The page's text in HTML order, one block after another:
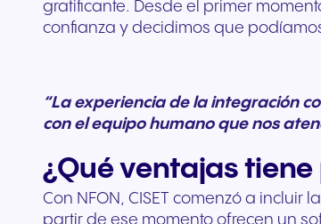
gratificante. Desde el primer
confianza y decidimos que
“La experiencia de la integración
con el equipo humano que nos
¿Qué ventajas tiene
Con NFON, CISET comenzó a
partir de ese momento ofrecen un